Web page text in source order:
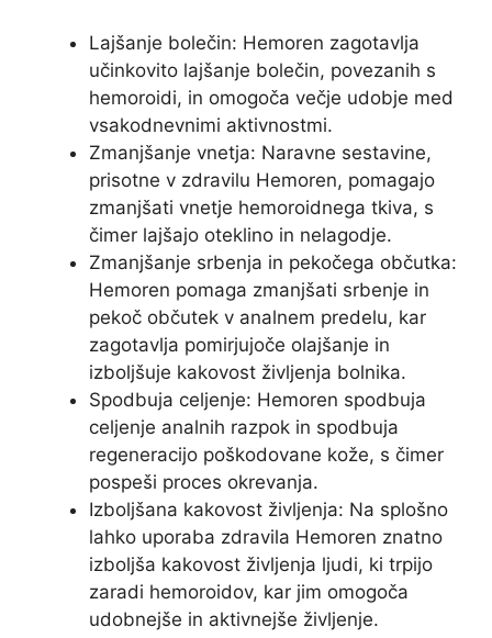
Lajšanje bolečin: Hemoren zagotavlja
učinkovito lajšanje bolečin, povezanih s
hemoroidi, in omogoča večje udobje med
vsakodnevnimi aktivnostmi.
Zmanjšanje vnetja: Naravne sestavine,
prisotne v zdravilu Hemoren, pomagajo
zmanjšati vnetje hemoroidnega tkiva, s
čimer lajšajo oteklino in nelagodje.
Zmanjšanje srbenja in pekočega občutka:
Hemoren pomaga zmanjšati srbenje in
pekoč občutek v analnem predelu, kar
zagotavlja pomirjujoče olajšanje in
izboljšuje kakovost življenja bolnika.
Spodbuja celjenje: Hemoren spodbuja
celjenje analnih razpok in spodbuja
regeneracijo poškodovane kože, s čimer
pospeši proces okrevanja.
Izboljšana kakovost življenja: Na splošno
lahko uporaba zdravila Hemoren znatno
izboljša kakovost življenja ljudi, ki trpijo
zaradi hemoroidov, kar jim omogoča
udobnejše in aktivnejše življenje.